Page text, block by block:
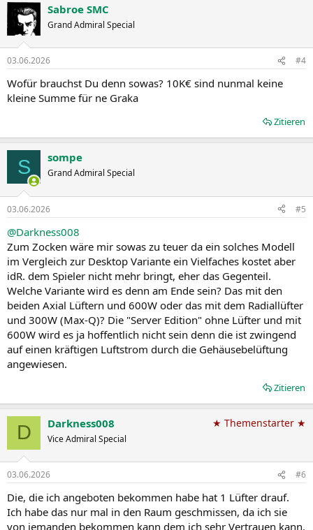
Sabroe SMC
Grand Admiral Special
03.06.2026 #4
Wofür brauchst Du denn sowas? 10K€ sind nunmal keine
kleine Summe für ne Graka
Zitieren
S sompe
Grand Admiral Special
03.06.2026 #5
@Darkness008
Zum Zocken wäre mir sowas zu teuer da ein solches Modell
im Vergleich zur Desktop Variante ein Vielfaches kostet aber
idR. dem Spieler nicht mehr bringt, eher das Gegenteil.
Welche Variante wird es denn am Ende sein? Das mit den
beiden Axial Lüftern und 600W oder das mit dem Radiallüfter
und 300W (Max-Q)? Die "Server Edition" ohne Lüfter und mit
600W wird es ja hoffentlich nicht sein denn die ist zwingend
auf einen kräftigen Luftstrom durch die Gehäusebelüftung
angewiesen.
Zitieren
D Darkness008
Vice Admiral Special
★ Themenstarter ★
03.06.2026 #6
Die, die ich angeboten bekommen habe hat 1 Lüfter drauf.
Ich habe das nur mal in den Raum geschmissen, da ich sie
von jemanden bekommen kann dem ich sehr Vertrauen kann.